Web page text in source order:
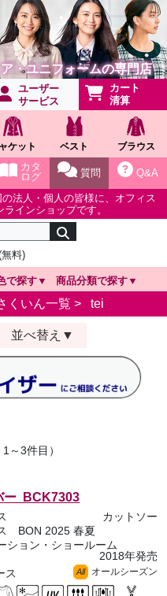
・ユニフォームの専門店
ユーザー
サービス
カート
清算
ケット ベスト ブラウス
Q&A
質問
カタ
ログ
法人・個人の皆様に、オフィス
インショップです。
無料)
で探す 商品分類で探す
くいん一覧 > tei
並べ替え
1～3件目）
ー BCK7303
カットソー
BON 2025 春夏
ション・ショールーム
2018年発売
ス
All オールシーズン